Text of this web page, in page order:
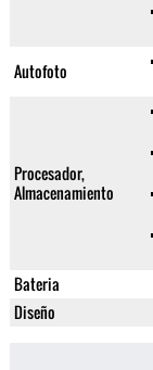
Autofoto
Procesador,
Almacenamiento
Bateria
Diseño